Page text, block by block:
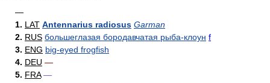
—
1. LAT Antennarius radiosus Garman
2. RUS большеглазая бородавчатая рыба-клоун f
3. ENG big-eyed frogfish
4. DEU —
5. FRA —